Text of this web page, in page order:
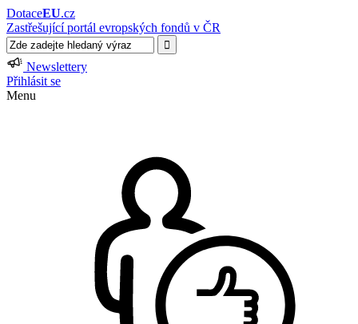
DotaceEU.cz
Zastřešující portál evropských fondů v ČR
Newslettery
Přihlásit se
Menu